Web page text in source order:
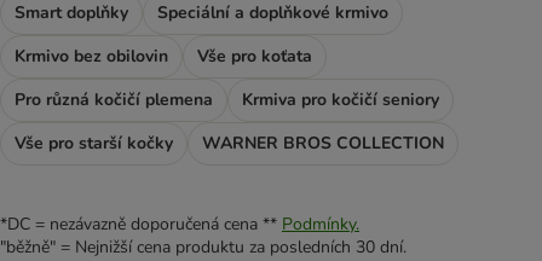
Smart doplňky
Speciální a doplňkové krmivo
Krmivo bez obilovin
Vše pro koťata
Pro různá kočičí plemena
Krmiva pro kočičí seniory
Vše pro starší kočky
WARNER BROS COLLECTION
*DC = nezávazně doporučená cena ** Podmínky.
"běžně" = Nejnižší cena produktu za posledních 30 dní.